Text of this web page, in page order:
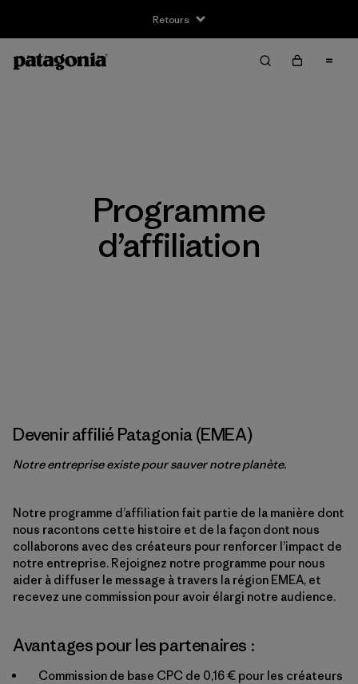
Retours
Programme
d’affiliation
Devenir affilié Patagonia (EMEA)
Notre entreprise existe pour sauver notre planète.
Notre programme d’affiliation fait partie de la manière dont
nous racontons cette histoire et de la façon dont nous
collaborons avec des créateurs pour renforcer l’impact de
notre entreprise. Rejoignez notre programme pour nous
aider à diffuser le message à travers la région EMEA, et
recevez une commission pour avoir élargi notre audience.
Avantages pour les partenaires :
Commission de base CPC de 0,16 € pour les créateurs